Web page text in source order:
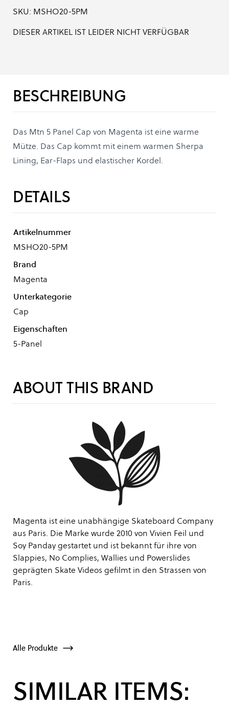
SKU: MSHO20-5PM
DIESER ARTIKEL IST LEIDER NICHT VERFÜGBAR
BESCHREIBUNG
Das Mtn 5 Panel Cap von Magenta ist eine warme
Mütze. Das Cap kommt mit einem warmen Sherpa
Lining, Ear-Flaps und elastischer Kordel.
DETAILS
Artikelnummer
MSHO20-5PM
Brand
Magenta
Unterkategorie
Cap
Eigenschaften
5-Panel
ABOUT THIS BRAND
Magenta ist eine unabhängige Skateboard Company
aus Paris. Die Marke wurde 2010 von Vivien Feil und
Soy Panday gestartet und ist bekannt für ihre von
Slappies, No Complies, Wallies und Powerslides
geprägten Skate Videos gefilmt in den Strassen von
Paris.
Alle Produkte
SIMILAR ITEMS: